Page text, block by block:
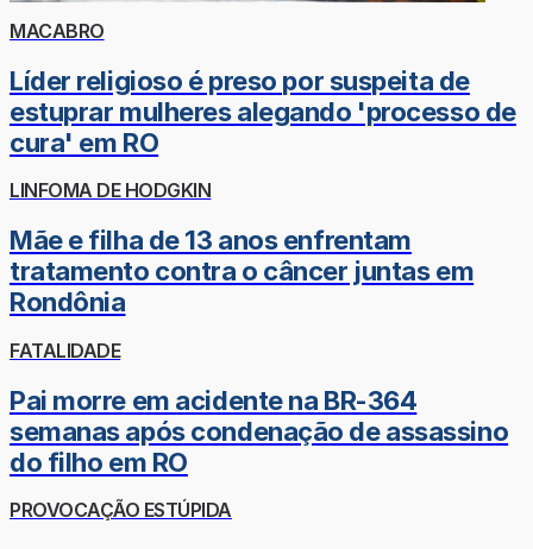
MACABRO
Líder religioso é preso por suspeita de
estuprar mulheres alegando 'processo de
cura' em RO
LINFOMA DE HODGKIN
Mãe e filha de 13 anos enfrentam
tratamento contra o câncer juntas em
Rondônia
FATALIDADE
Pai morre em acidente na BR-364
semanas após condenação de assassino
do filho em RO
PROVOCAÇÃO ESTÚPIDA